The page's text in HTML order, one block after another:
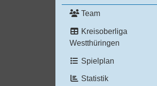
Team
Kreisoberliga
Westthüringen
Spielplan
Statistik